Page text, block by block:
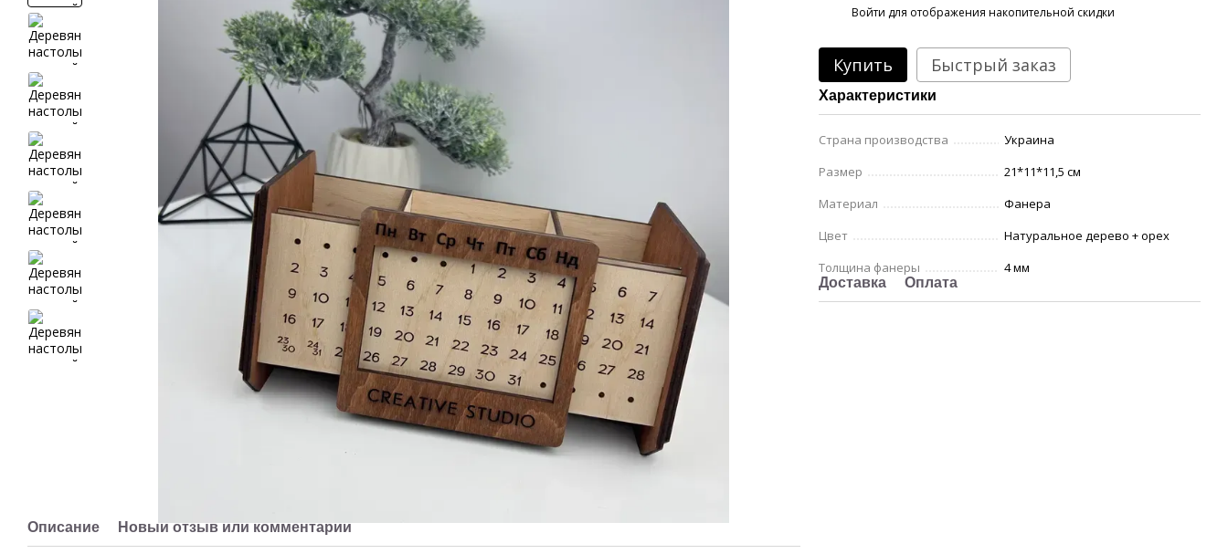
Описание Новый отзыв или комментарий
Войти для отображения накопительной скидки
Купить Быстрый заказ
Характеристики
Страна производства
Украина
Размер
21*11*11,5 см
Материал
Фанера
Цвет
Натуральное дерево + орех
Толщина фанеры
4 мм
Доставка Оплата